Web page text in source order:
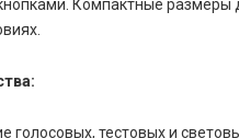
Компактные размеры
голосовых, тестовых и